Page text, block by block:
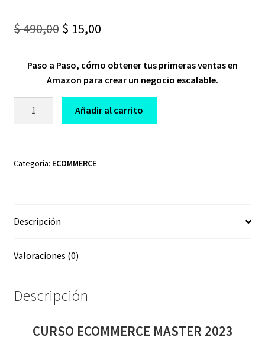
$490,00 Original
was:
$ 15,00Current
is:
Paso a Paso, cómo obtener tus primeras ventas en
Amazon para crear un negocio escalable.
HERMO
Añadir al carrito
Categoría: ECOMMERCE
Descripción
Valoraciones (0)
Descripción
CURSO ECOMMERCE MASTER 2023